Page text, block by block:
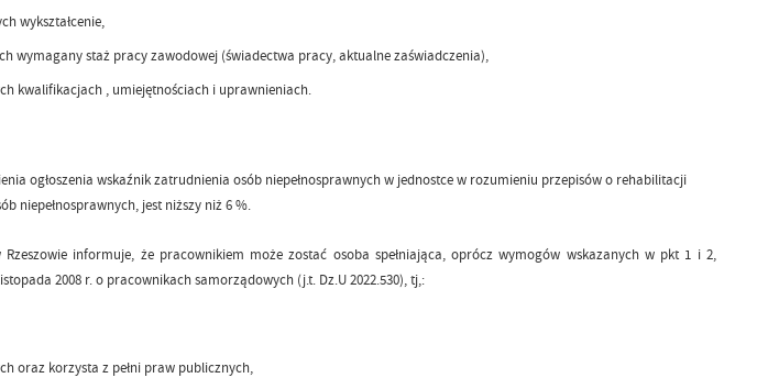
wykształcenie,
wymagany staż pracy zawodowej (świadectwa pracy, aktualne zaświadczenia),
kwalifikacjach , umiejętnościach i uprawnieniach.
ogłoszenia wskaźnik zatrudnienia osób niepełnosprawnych w jednostce w rozumieniu przepisów o rehabilitacji
niepełnosprawnych, jest niższy niż 6 %.
informuje, że pracownikiem może zostać osoba spełniająca, oprócz wymogów wskazanych w pkt 1 i 2,
2008 r. o pracownikach samorządowych (j.t. Dz.U 2022.530), tj,:
oraz korzysta z pełni praw publicznych,